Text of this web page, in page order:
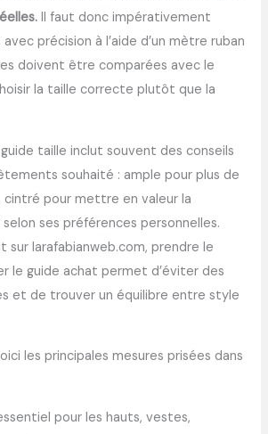
Il faut donc impérativement
précision à l’aide d’un mètre ruban
doivent être comparées avec le
la taille correcte plutôt que la
taille inclut souvent des conseils
souhaité : ample pour plus de
pour mettre en valeur la
ses préférences personnelles.
sur larafabianweb.com, prendre le
le guide achat permet d’éviter des
et de trouver un équilibre entre style
les principales mesures prisées dans
pour les hauts, vestes,